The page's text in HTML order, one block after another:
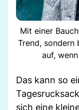
Mit einer
Trend, sondern
auf,
Das kann so
sich eine